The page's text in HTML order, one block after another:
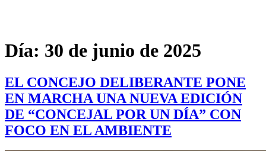
Día: 30 de junio de 2025
EL CONCEJO DELIBERANTE PONE
EN MARCHA UNA NUEVA EDICIÓN
DE “CONCEJAL POR UN DÍA” CON
FOCO EN EL AMBIENTE